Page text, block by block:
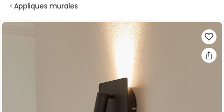
Appliques murales
Skip